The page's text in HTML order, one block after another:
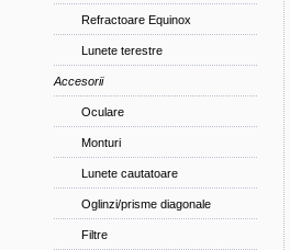
Refractoare Equinox
Lunete terestre
Accesorii
Oculare
Monturi
Lunete cautatoare
Oglinzi/prisme diagonale
Filtre